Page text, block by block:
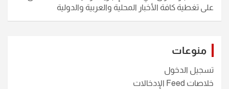
على تغطية كافة الأخبار المحلية والعربية والدولية
منوعات
تسجيل الدخول
خلاصات Feed الإدخالات